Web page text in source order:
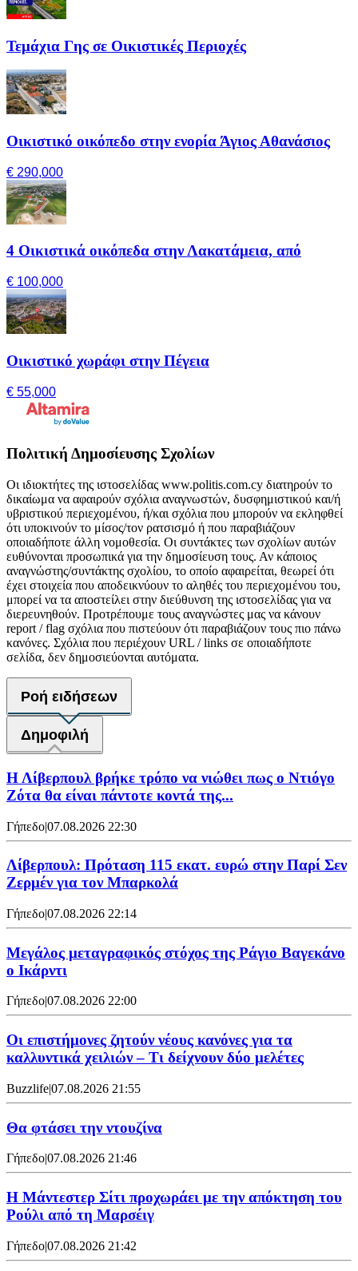
Τεμάχια Γης σε Οικιστικές Περιοχές
Οικιστικό οικόπεδο στην ενορία Άγιος Αθανάσιος
€ 290,000
4 Οικιστικά οικόπεδα στην Λακατάμεια, από
€ 100,000
Οικιστικό χωράφι στην Πέγεια
€ 55,000
Πολιτική Δημοσίευσης Σχολίων
Οι ιδιοκτήτες της ιστοσελίδας www.politis.com.cy διατηρούν το
δικαίωμα να αφαιρούν σχόλια αναγνωστών, δυσφημιστικού και/ή
υβριστικού περιεχομένου, ή/και σχόλια που μπορούν να εκληφθεί
ότι υποκινούν το μίσος/τον ρατσισμό ή που παραβιάζουν
οποιαδήποτε άλλη νομοθεσία. Οι συντάκτες των σχολίων αυτών
ευθύνονται προσωπικά για την δημοσίευση τους. Αν κάποιος
αναγνώστης/συντάκτης σχολίου, το οποίο αφαιρείται, θεωρεί ότι
έχει στοιχεία που αποδεικνύουν το αληθές του περιεχομένου του,
μπορεί να τα αποστείλει στην διεύθυνση της ιστοσελίδας για να
διερευνηθούν. Προτρέπουμε τους αναγνώστες μας να κάνουν
report / flag σχόλια που πιστεύουν ότι παραβιάζουν τους πιο πάνω
κανόνες. Σχόλια που περιέχουν URL / links σε οποιαδήποτε
σελίδα, δεν δημοσιεύονται αυτόματα.
Ροή ειδήσεων
Δημοφιλή
Η Λίβερπουλ βρήκε τρόπο να νιώθει πως ο Ντιόγο
Ζότα θα είναι πάντοτε κοντά της...
Γήπεδο|07.08.2026 22:30
Λίβερπουλ: Πρόταση 115 εκατ. ευρώ στην Παρί Σεν
Ζερμέν για τον Μπαρκολά
Γήπεδο|07.08.2026 22:14
Μεγάλος μεταγραφικός στόχος της Ράγιο Βαγεκάνο
ο Ικάρντι
Γήπεδο|07.08.2026 22:00
Οι επιστήμονες ζητούν νέους κανόνες για τα
καλλυντικά χειλιών – Τι δείχνουν δύο μελέτες
Buzzlife|07.08.2026 21:55
Θα φτάσει την ντουζίνα
Γήπεδο|07.08.2026 21:46
Η Μάντεστερ Σίτι προχωράει με την απόκτηση του
Ρούλι από τη Μαρσέιγ
Γήπεδο|07.08.2026 21:42